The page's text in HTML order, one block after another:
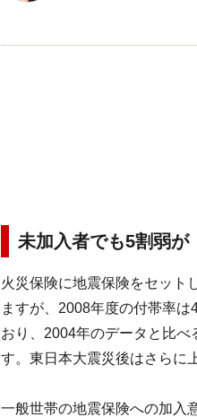
未加入者でも5割弱が
火災保険に地震保険をセット
ますが、2008年度の付帯率
おり、2004年のデータと比べ
す。東日本大震災後はさらに
一般世帯の地震保険への加入